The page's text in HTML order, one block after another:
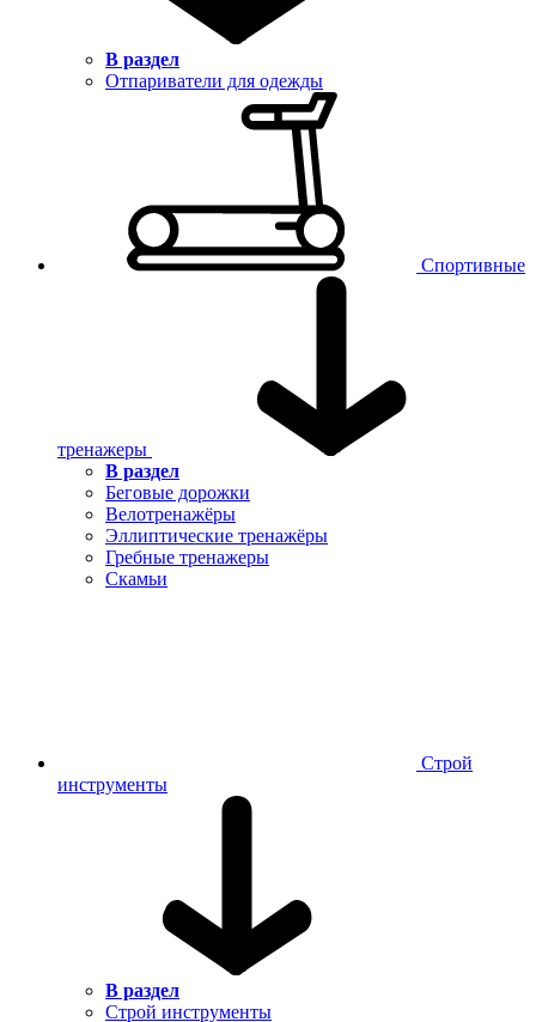
В раздел
Отпариватели для одежды
Спортивные
тренажеры
В раздел
Беговые дорожки
Велотренажёры
Эллиптические тренажёры
Гребные тренажеры
Скамьи
Строй
инструменты
В раздел
Строй инструменты